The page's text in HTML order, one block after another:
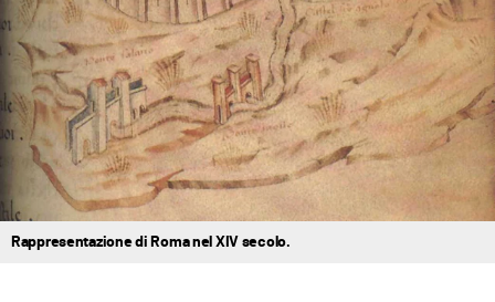
Rappresentazione di Roma nel XIV secolo.